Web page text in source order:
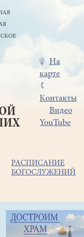
Меню
в
шапке
На
карте
Контакты
Видео
YouTube
РАСПИСАНИЕ
БОГОСЛУЖЕНИЙ